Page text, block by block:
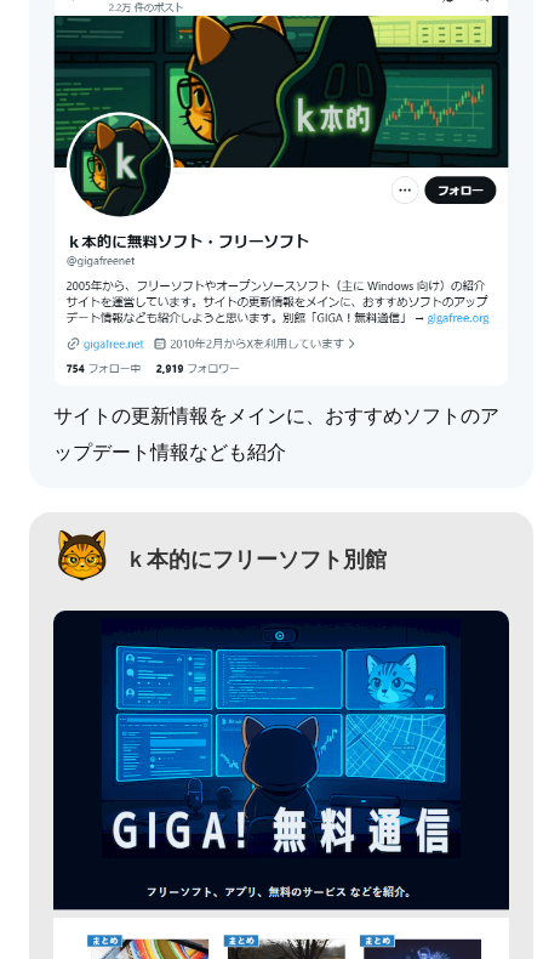
サイトの更新情報をメインに、おすすめソフトのア
ップデート情報なども紹介
ｋ本的にフリーソフト別館